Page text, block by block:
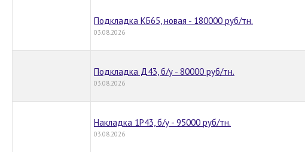
Подкладка КБ65, новая - 180000 руб/тн.
03.08.2026
Подкладка Д43, б/у - 80000 руб/тн.
03.08.2026
Накладка 1Р43, б/у - 95000 руб/тн.
03.08.2026